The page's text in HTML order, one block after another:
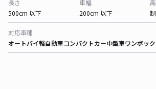
長さ
500cm 以下
車幅
200cm 以下
対応車種
オートバイ軽自動車コンパクトカー中型車ワンボッ